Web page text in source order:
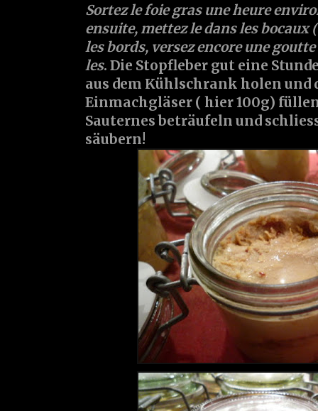
Sortez le foie gras une heure
ensuite, mettez le dans les bocaux
les bords, versez encore une
les. Die Stopfleber gut eine
aus dem Kühlschrank holen
Einmachgläser ( hier 100g)
Sauternes beträufeln und
säubern!